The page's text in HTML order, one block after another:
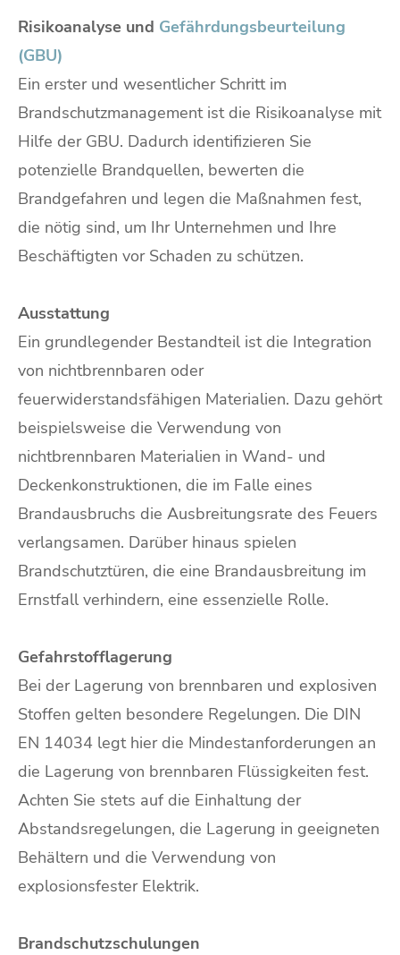
Risikoanalyse und Gefährdungsbeurteilung
(GBU)
Ein erster und wesentlicher Schritt im
Brandschutzmanagement ist die Risikoanalyse mit
Hilfe der GBU. Dadurch identifizieren Sie
potenzielle Brandquellen, bewerten die
Brandgefahren und legen die Maßnahmen fest,
die nötig sind, um Ihr Unternehmen und Ihre
Beschäftigten vor Schaden zu schützen.
Ausstattung
Ein grundlegender Bestandteil ist die Integration
von nichtbrennbaren oder
feuerwiderstandsfähigen Materialien. Dazu gehört
beispielsweise die Verwendung von
nichtbrennbaren Materialien in Wand- und
Deckenkonstruktionen, die im Falle eines
Brandausbruchs die Ausbreitungsrate des Feuers
verlangsamen. Darüber hinaus spielen
Brandschutztüren, die eine Brandausbreitung im
Ernstfall verhindern, eine essenzielle Rolle.
Gefahrstofflagerung
Bei der Lagerung von brennbaren und explosiven
Stoffen gelten besondere Regelungen. Die DIN
EN 14034 legt hier die Mindestanforderungen an
die Lagerung von brennbaren Flüssigkeiten fest.
Achten Sie stets auf die Einhaltung der
Abstandsregelungen, die Lagerung in geeigneten
Behältern und die Verwendung von
explosionsfester Elektrik.
Brandschutzschulungen